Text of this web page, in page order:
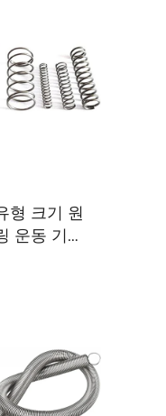
형 크기 원
운동 기구